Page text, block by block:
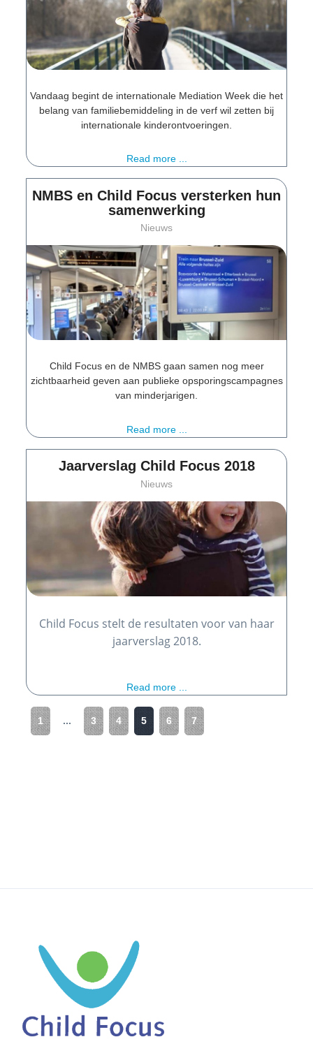
Vandaag begint de internationale Mediation Week die het
belang van familiebemiddeling in de verf wil zetten bij
internationale kinderontvoeringen.
Read more ...
NMBS en Child Focus versterken hun
samenwerking
Nieuws
Child Focus en de NMBS gaan samen nog meer
zichtbaarheid geven aan publieke opsporingscampagnes
van minderjarigen.
Read more ...
Jaarverslag Child Focus 2018
Nieuws
Child Focus stelt de resultaten voor van haar
jaarverslag 2018.
Read more ...
1 ... 3 4 5 6 7